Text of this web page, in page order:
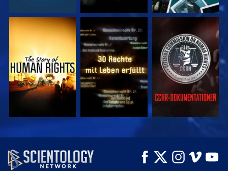
ANSEHEN ANSEHEN ANSEHEN
ANSEHEN
SERIE
ENTDECKEN